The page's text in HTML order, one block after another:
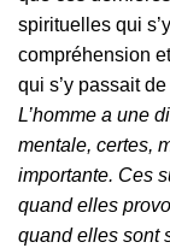
spirituelles qui
compréhension
qui s’y passait
L’homme a une
mentale, certes,
importante. Ces
quand elles
quand elles sont